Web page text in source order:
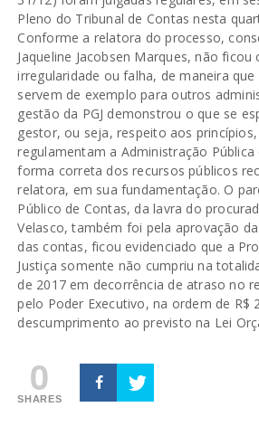
Pleno do Tribunal de Contas nesta
Conforme a relatora do processo,
Jaqueline Jacobsen Marques, não
irregularidade ou falha, de maneira
servem de exemplo para outros
gestão da PGJ demonstrou o que se
gestor, ou seja, respeito aos
regulamentam a Administração
forma correta dos recursos públicos
relatora, em sua fundamentação. O
Público de Contas, da lavra do
Velasco, também foi pela aprovação
das contas, ficou evidenciado que a
Justiça somente não cumpriu na
de 2017 em decorrência de atraso no
pelo Poder Executivo, na ordem de R$
descumprimento ao previsto na Lei
0
SHARES